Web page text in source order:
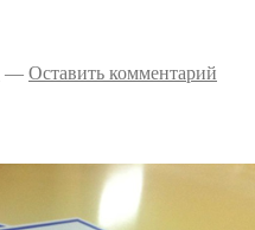
— Оставить комментарий